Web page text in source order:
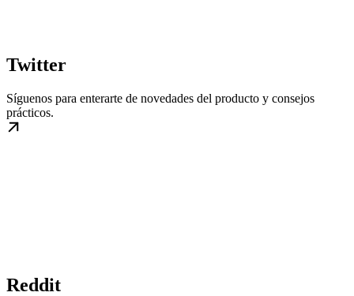
Twitter
Síguenos para enterarte de novedades del producto y consejos
prácticos.
Reddit